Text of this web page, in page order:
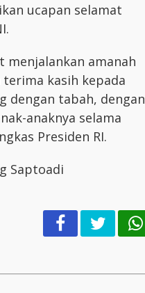
ucapan selamat
menjalankan amanah
kasih kepada
dengan tabah, dengan
anaknya selama
Presiden RI.
Saptoadi